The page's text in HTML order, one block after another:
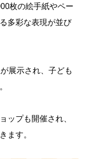
枚の絵手紙やペー
多彩な表現が並び
展示され、子ども
ップも開催され、
ます。